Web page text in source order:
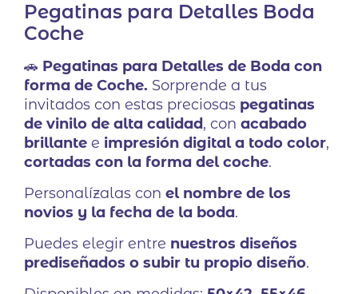
Pegatinas para Detalles Boda
Coche
🚗 Pegatinas para Detalles de Boda con
forma de Coche. Sorprende a tus
invitados con estas preciosas pegatinas
de vinilo de alta calidad, con acabado
brillante e impresión digital a todo color,
cortadas con la forma del coche.
Personalízalas con el nombre de los
novios y la fecha de la boda.
Puedes elegir entre nuestros diseños
prediseñados o subir tu propio diseño.